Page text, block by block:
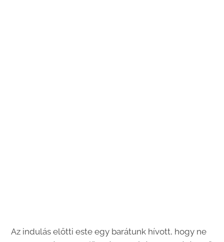
Az indulás előtti este egy barátunk hívott, hogy ne